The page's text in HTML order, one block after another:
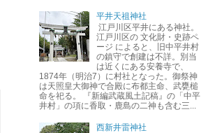
平井天祖神社
江戸川区平井にある神社。
江戸川区の 文化財・史跡ペ
ージ によると、旧中平井村
の鎮守で創建は不詳。別当
は近くにある安養寺で、
1874年（明治7）に村社となった。御祭神
は天照皇大御神で合殿に布都主命、武甕槌
命を祀る。 『新編武蔵風土記稿』の「中平
井村」の項に香取・鹿島の二神も含む三...
西新井雷神社